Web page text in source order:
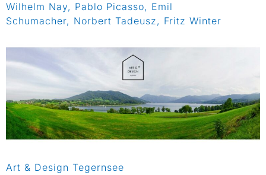
Wilhelm Nay, Pablo Picasso, Emil
Schumacher, Norbert Tadeusz, Fritz Winter
Art & Design Tegernsee